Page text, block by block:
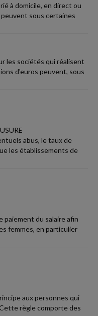
à domicile, en direct ou
sous certaines
les sociétés qui réalisent
d'euros peuvent, sous
abus, le taux de
les établissements de
paiement du salaire afin
femmes, en particulier
aux personnes qui
règle comporte des